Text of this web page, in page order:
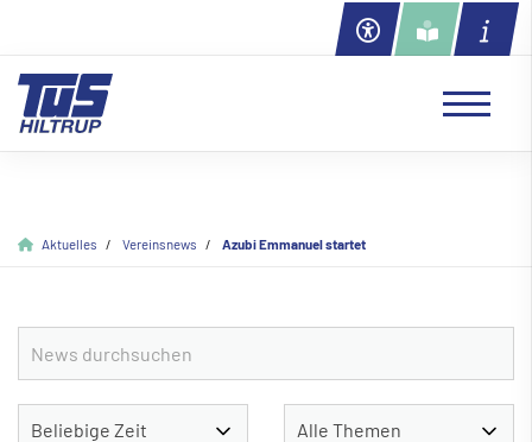
Aktuelles Vereinsnews Azubi Emmanuel startet